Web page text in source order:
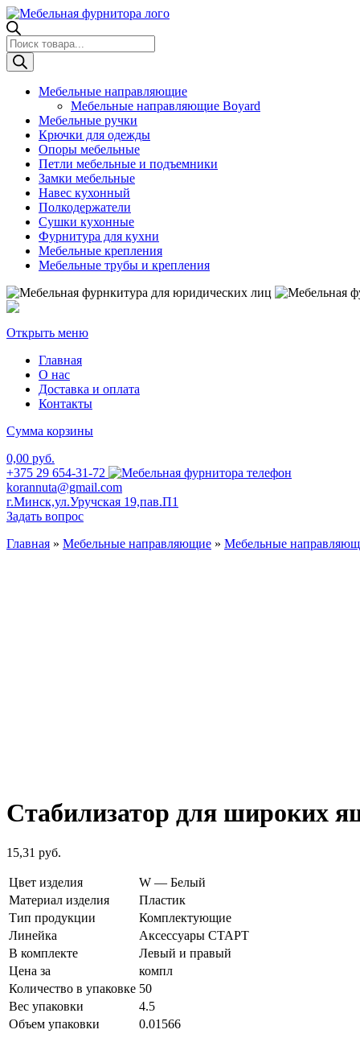
Поиск
товаров
Мебельные направляющие
Мебельные направляющие Boyard
Мебельные ручки
Крючки для одежды
Опоры мебельные
Петли мебельные и подъемники
Замки мебельные
Навес кухонный
Полкодержатели
Сушки кухонные
Фурнитура для кухни
Мебельные крепления
Мебельные трубы и крепления
Открыть меню
Главная
О нас
Доставка и оплата
Контакты
Сумма корзины
0,00 руб.
+375 29 654-31-72
korannuta@gmail.com
г.Минск,ул.Уручская 19,пав.П1
Задать вопрос
Главная » Мебельные направляющие » Мебельные
Стабилизатор для широких
15,31 руб.
Цвет изделия
W — Белый
Материал изделия
Пластик
Тип продукции
Комплектующие
Линейка
Аксессуары СТАРТ
В комплекте
Левый и правый
Цена за
компл
Количество в упаковке 50
Вес упаковки
4.5
Объем упаковки
0.01566